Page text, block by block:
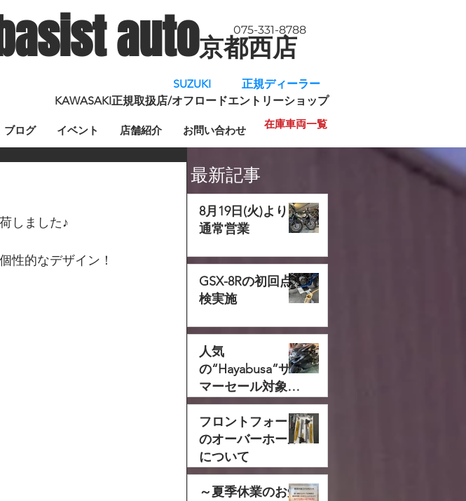
auto京都西店
075-331-8788
SUZUKI 正規ディーラー
KAWASAKI正規取扱店/オフロードエントリーショップ
ブログ イベント 店舗紹介 お問い合わせ 在庫車両一覧
最新記事
8月19日(火)より
通常営業
GSX-8Rの初回点
検実施
人気
の“Hayabusa”サ
マーセール対象で
す‼
フロントフォーク
のオーバーホール
について
～夏季休業のお知
しました♪
性的なデザイン！